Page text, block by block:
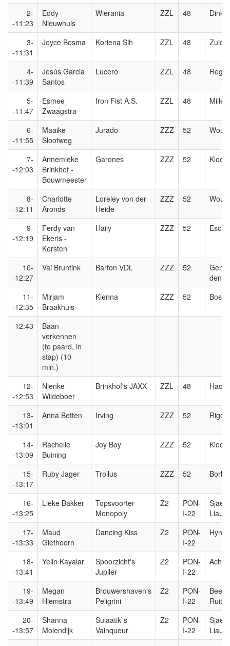
2-
-11:23
Eddy
Nieuwhuis
Wierania ZZL 48
3-
-11:31
Joyce Bosma Koriena Sih ZZL 48
4-
-11:39
Jesús Garcia
Santos
Lucero ZZL 48
5-
-11:47
Esmee
Zwaagstra
Iron Fist A.S. ZZL 48
6-
-11:55
Maaike
Slootweg
Jurado ZZZ 52
7-
-12:03
Annemieke
Brinkhof -
Bouwmeester
Garones ZZZ 52
8-
-12:11
Charlotte
Aronds
Loreley von der
Heide
ZZZ 52
9-
-12:19
Ferdy van
Ekeris -
Kersten
Haily ZZZ 52
10-
-12:27
Vai Bruntink Barton VDL ZZZ 52
den
11-
-12:35
Mirjam
Braakhuis
Kienna ZZZ 52
12:43
Baan
verkennen
(te paard, in
stap) (10
min.)
12-
-12:53
Nienke
Wildeboer
Brinkhof's JAXX ZZL 48
13-
-13:01
Anna Betten Irving ZZZ 52
14-
-13:09
Rachelle
Buining
Joy Boy ZZZ 52
15-
-13:17
Ruby Jager Troilus ZZZ 52
16-
-13:25
Lieke Bakker
Topsvoorter
Monopoly
Z2
PON-
I-22
17-
-13:33
Maud
Giethoorn
Dancing Kiss Z2
PON-
I-22
18-
-13:41
Yelin Kayalar
Spoorzicht's
Jupiler
Z2
PON-
I-22
19-
-13:49
Megan
Hiemstra
Brouwershaven's
Peligrini
Z2
PON-
I-22
20-
-13:57
Shanna
Molendijk
Sulaatik`s
Vainqueur
Z2
PON-
I-22